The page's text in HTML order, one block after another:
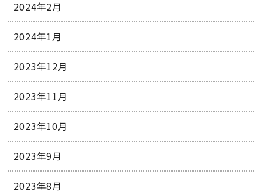
2024年2月
2024年1月
2023年12月
2023年11月
2023年10月
2023年9月
2023年8月